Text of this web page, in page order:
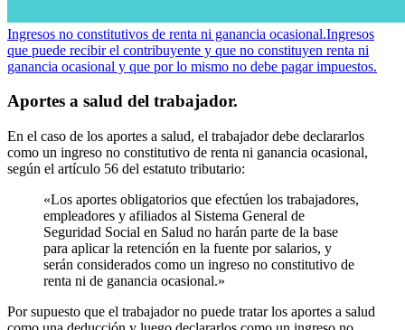
Ingresos no constitutivos de renta ni ganancia ocasional.Ingresos
que puede recibir el contribuyente y que no constituyen renta ni
ganancia ocasional y que por lo mismo no debe pagar impuestos.
Aportes a salud del trabajador.
En el caso de los aportes a salud, el trabajador debe declararlos
como un ingreso no constitutivo de renta ni ganancia ocasional,
según el artículo 56 del estatuto tributario:
«Los aportes obligatorios que efectúen los trabajadores,
empleadores y afiliados al Sistema General de
Seguridad Social en Salud no harán parte de la base
para aplicar la retención en la fuente por salarios, y
serán considerados como un ingreso no constitutivo de
renta ni de ganancia ocasional.»
Por supuesto que el trabajador no puede tratar los aportes a salud